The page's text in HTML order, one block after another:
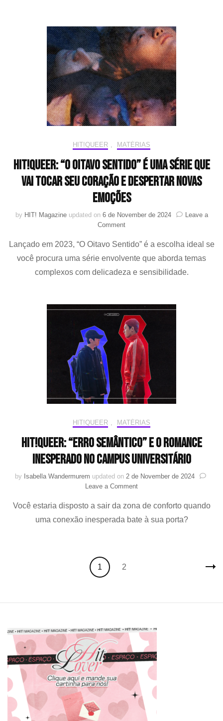
“Out
of
Breath”
HIT!QUEER MATÉRIAS
HIT!Queer: “O Oitavo Sentido” é uma série que
vai tocar seu coração e despertar novas
emoções
by HIT! Magazine updated on 6 de November de 2024
Leave a
Commenton
“O
Oitavo
Sentido”
é
que
vai
tocar
seu
coração
e
despertar
novas
emoções
Lançado em 2023, “O Oitavo Sentido” é a escolha ideal se
você procura uma série envolvente que aborda temas
complexos com delicadeza e sensibilidade.
HIT!QUEER MATÉRIAS
HIT!Queer: “Erro Semântico” e o romance
inesperado no campus universitário
by Isabella Wandermurem updated on 2 de November de 2024
Leave a Commenton
“Erro
Semântico”
Você estaria disposto a sair da zona de conforto quando
uma conexão inesperada bate à sua porta?
Page
1 Page
2